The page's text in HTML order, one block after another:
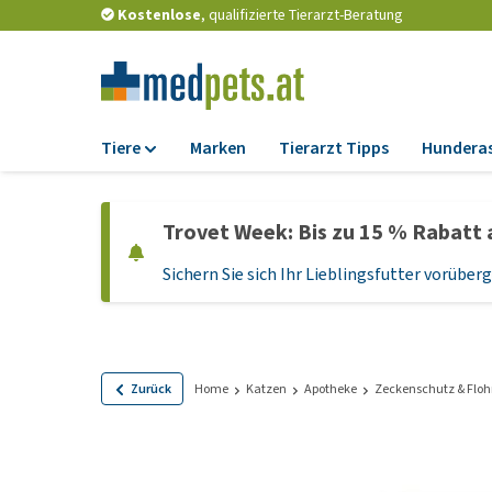
Kostenlose, qualifizierte Tierarzt-Beratung
Tiere
Trockenfutter
Nassfutter
Leckerlis
Marken Tierarzt Tipps
Trovet Week: Bis zu 15 %
Sichern Sie sich Ihr Lieblingsfutter
Zurück Home Katzen Apotheke Zeckenschutz &